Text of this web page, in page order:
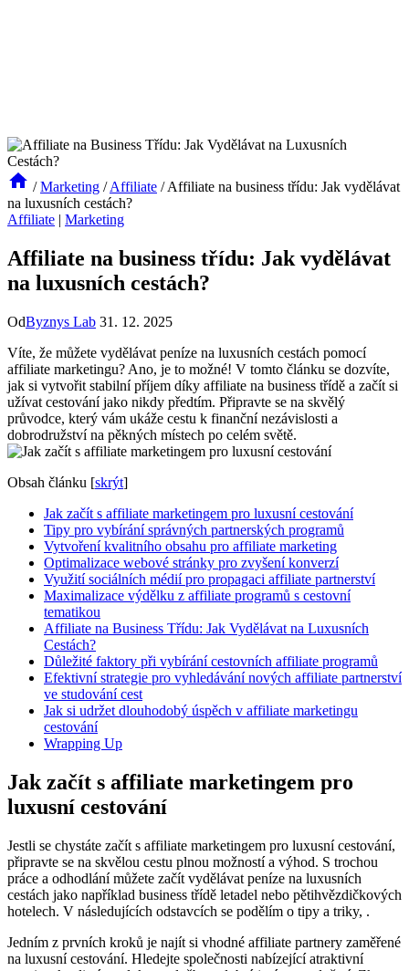
/ Marketing / Affiliate / Affiliate na business třídu: Jak vydělávat
na luxusních cestách?
Affiliate | Marketing
Affiliate na business třídu: Jak vydělávat
na luxusních cestách?
OdByznys Lab 31. 12. 2025
Víte, že můžete vydělávat peníze na luxusních cestách pomocí
affiliate marketingu? Ano, je to možné! V tomto článku se dozvíte,
jak si vytvořit stabilní příjem díky affiliate na business třídě a začít si
užívat cestování jako nikdy předtím. Připravte se na skvělý
průvodce, který vám ukáže cestu k finanční nezávislosti a
dobrodružství na pěkných místech po celém světě.
Obsah článku [skrýt]
Jak začít s affiliate marketingem pro luxusní cestování
Tipy pro vybírání správných partnerských programů
Vytvoření kvalitního obsahu pro affiliate marketing
Optimalizace webové stránky pro zvyšení konverzí
Využití sociálních médií pro propagaci affiliate partnerství
Maximalizace výdělku z affiliate programů s cestovní
tematikou
Affiliate na Business Třídu: Jak Vydělávat na Luxusních
Cestách?
Důležité faktory při vybírání cestovních affiliate programů
Efektivní strategie pro vyhledávání nových affiliate partnerství
ve studování cest
Jak si udržet dlouhodobý úspěch v affiliate marketingu
cestování
Wrapping Up
Jak začít s affiliate marketingem pro
luxusní cestování
Jestli se chystáte začít s affiliate marketingem pro luxusní cestování,
připravte se na skvělou cestu plnou možností a výhod. S trochou
práce a odhodlání můžete začít vydělávat peníze na luxusních
cestách jako například business třídě letadel nebo pětihvězdičkových
hotelech. V následujících odstavcích se podělím o tipy a triky, .
Jedním z prvních kroků je najít si vhodné affiliate partnery zaměřené
na luxusní cestování. Hledejte společnosti nabízející atraktivní